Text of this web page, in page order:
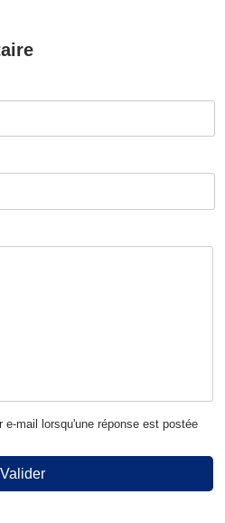
e-mail lorsqu'une réponse est postée
Valider